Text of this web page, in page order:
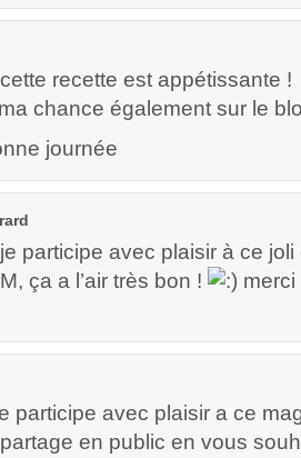
recette est appétissante !
chance également sur le
journée
participe avec plaisir à ce
ça a l’air très bon !
participe avec plaisir a ce
partage en public en vous